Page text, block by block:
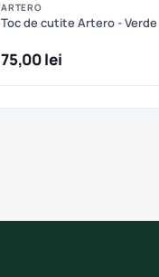
ARTERO
Toc de cutite Artero - Verde
75,00 lei